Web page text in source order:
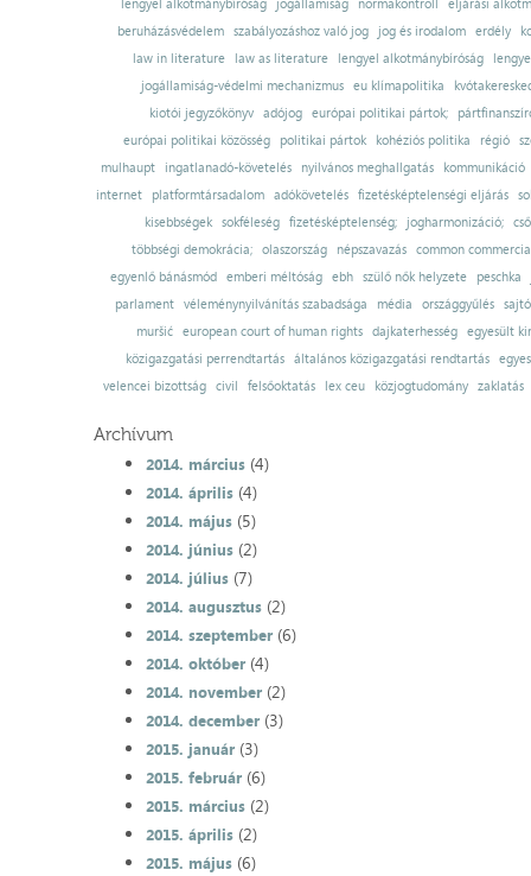
lengyel alkotmánybíróság jogállamiság normakontroll
eljárási
beruházásvédelem
szabályozáshoz való jog jog és irodalom erdély
law in literature
law as literature lengyel alkotmánybíróság
jogállamiság-védelmi mechanizmus
eu klímapolitika
kiotói jegyzőkönyv adójog európai politikai pártok;
európai politikai közösség
politikai pártok kohéziós politika régió
mulhaupt
ingatlanadó-követelés nyilvános meghallgatás
kommunikáció
internet
platformtársadalom adókövetelés fizetésképtelenségi eljárás
kisebbségek sokféleség fizetésképtelenség; jogharmonizáció;
többségi demokrácia; olaszország népszavazás common
egyenlő bánásmód emberi méltóság ebh szülő nők helyzete
peschka
parlament
véleménynyilvánítás szabadsága média országgyűlés
muršić
european court of human rights dajkaterhesség
egyesült
közigazgatási perrendtartás
általános közigazgatási rendtartás
velencei bizottság
civil felsőoktatás lex ceu közjogtudomány zaklatás
Archívum
2014. március(4)
2014. április(4)
2014. május(5)
2014. június(2)
2014. július(7)
2014. augusztus(2)
2014. szeptember(6)
2014. október(4)
2014. november(2)
2014. december(3)
2015. január(3)
2015. február(6)
2015. március(2)
2015. április(2)
2015. május(6)